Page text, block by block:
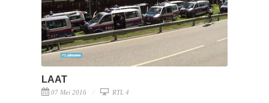
LAAT
07 Mei 2016 RTL 4